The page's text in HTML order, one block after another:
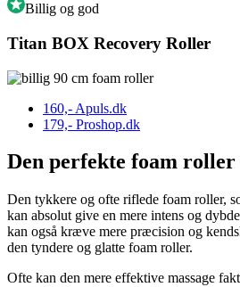
Billig og god
Titan BOX Recovery Roller
160,- Apuls.dk
179,- Proshop.dk
Den perfekte foam
Den tykkere og ofte riflede foam roller,
kan absolut give en mere intens og
kan også kræve mere præcision og
den tyndere og glatte foam roller.
Ofte kan den mere effektive massage